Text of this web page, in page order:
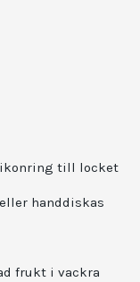
till locket
handdiskas
frukt i vackra